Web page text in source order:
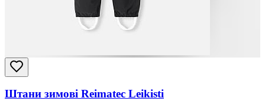
Штани зимові Reimatec Leikisti